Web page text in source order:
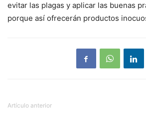
evitar las plagas y aplicar las buenas
porque así ofrecerán productos
Artículo anterior